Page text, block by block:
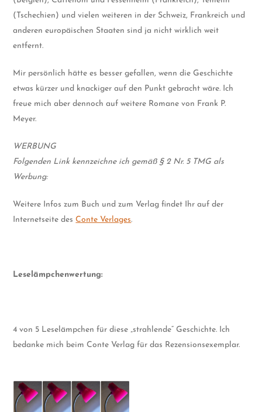
(Tschechien) und vielen weiteren in der Schweiz, Frankreich und
anderen europäischen Staaten sind ja nicht wirklich weit
entfernt.
Mir persönlich hätte es besser gefallen, wenn die Geschichte
etwas kürzer und knackiger auf den Punkt gebracht wäre. Ich
freue mich aber dennoch auf weitere Romane von Frank P.
Meyer.
WERBUNG
Folgenden Link kennzeichne ich gemäß § 2 Nr. 5 TMG als
Werbung:
Weitere Infos zum Buch und zum Verlag findet Ihr auf der
Internetseite desConte Verlages.
Leselämpchenwertung:
4 von 5 Leselämpchen für diese „strahlende“ Geschichte. Ich
bedanke mich beim Conte Verlag für das Rezensionsexemplar.